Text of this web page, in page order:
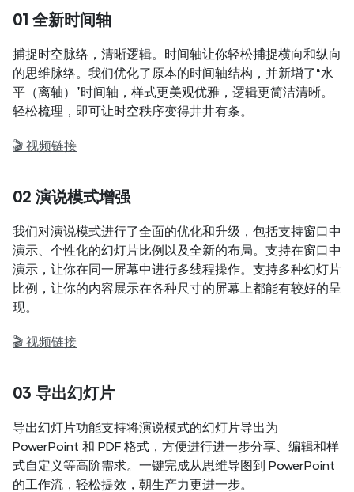
01 全新时间轴
捕捉时空脉络，清晰逻辑。时间轴让你轻松捕捉横向和纵向
的思维脉络。我们优化了原本的时间轴结构，并新增了“水
平（离轴）”时间轴，样式更美观优雅，逻辑更简洁清晰。
轻松梳理，即可让时空秩序变得井井有条。
🎬 视频链接
02 演说模式增强
我们对演说模式进行了全面的优化和升级，包括支持窗口中
演示、个性化的幻灯片比例以及全新的布局。支持在窗口中
演示，让你在同一屏幕中进行多线程操作。支持多种幻灯片
比例，让你的内容展示在各种尺寸的屏幕上都能有较好的呈
现。
🎬 视频链接
03 导出幻灯片
导出幻灯片功能支持将演说模式的幻灯片导出为
PowerPoint 和 PDF 格式，方便进行进一步分享、编辑和样
式自定义等高阶需求。一键完成从思维导图到 PowerPoint
的工作流，轻松提效，朝生产力更进一步。